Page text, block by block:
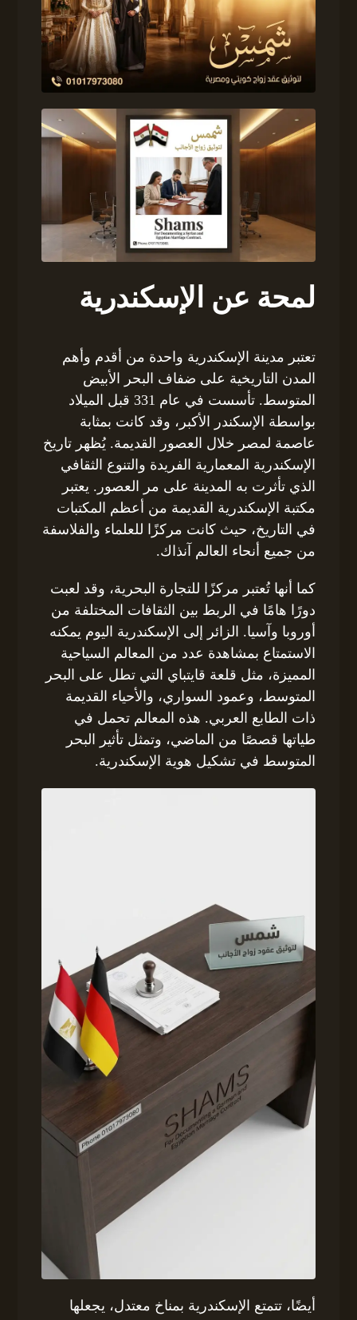
لمحة عن الإسكندرية
تعتبر مدينة الإسكندرية واحدة من أقدم وأهم
المدن التاريخية على ضفاف البحر الأبيض
المتوسط. تأسست في عام 331 قبل الميلاد
بواسطة الإسكندر الأكبر، وقد كانت بمثابة
عاصمة لمصر خلال العصور القديمة. يُظهر تاريخ
الإسكندرية المعمارية الفريدة والتنوع الثقافي
الذي تأثرت به المدينة على مر العصور. يعتبر
مكتبة الإسكندرية القديمة من أعظم المكتبات
في التاريخ، حيث كانت مركزًا للعلماء والفلاسفة
من جميع أنحاء العالم آنذاك.
كما أنها تُعتبر مركزًا للتجارة البحرية، وقد لعبت
دورًا هامًا في الربط بين الثقافات المختلفة من
أوروبا وآسيا. الزائر إلى الإسكندرية اليوم يمكنه
الاستمتاع بمشاهدة عدد من المعالم السياحية
المميزة، مثل قلعة قايتباي التي تطل على البحر
المتوسط، وعمود السواري، والأحياء القديمة
ذات الطابع العربي. هذه المعالم تحمل في
طياتها قصصًا من الماضي، وتمثل تأثير البحر
المتوسط في تشكيل هوية الإسكندرية.
أيضًا، تتمتع الإسكندرية بمناخ معتدل، يجعلها